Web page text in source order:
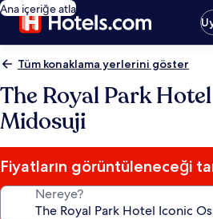
Ana içeriğe atla
Tüm konaklama yerlerini göster
The Royal Park
Midosuji
Fiyatların görüntüleneceği
Nereye?